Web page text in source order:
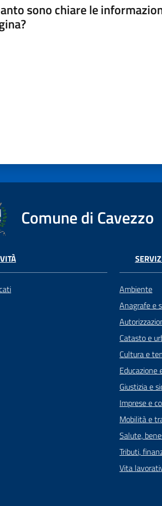
sono chiare le
Comune di Cavezzo
Ambiente
Anagrafe e
Catasto e
Cultura e
Educazione
Giustizia e
Imprese e
Mobilità e
Salute,
Tributi,
Vita